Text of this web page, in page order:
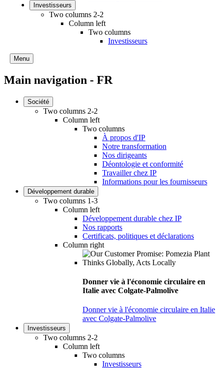
Investisseurs
Two columns 2-2
Column left
Two columns
Investisseurs
Menu
Main navigation - FR
Société
Two columns 2-2
Column left
Two columns
À propos d'IP
Notre transformation
Nos dirigeants
Déontologie et conformité
Travailler chez IP
Informations pour les fournisseurs
Développement durable
Two columns 1-3
Column left
Développement durable chez IP
Nos rapports
Certificats, politiques et déclarations
Column right
Donner vie à l'économie circulaire en
Italie avec Colgate-Palmolive
Donner vie à l'économie circulaire en Italie
avec Colgate-Palmolive
Investisseurs
Two columns 2-2
Column left
Two columns
Investisseurs